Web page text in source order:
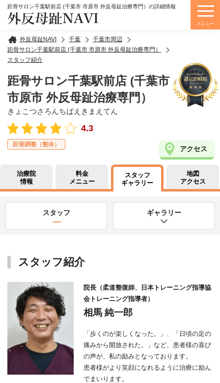
距骨サロン千葉駅前店 (千葉市 市原市 外反母趾治療専門）の詳細情報
外反母趾NAVI
外反母趾NAVI 千葉
千葉市周辺
距骨サロン千葉駅前店 (千葉市 市原市 外反母趾治療専門）
スタッフ紹介
距骨サロン千葉駅前店 (千葉市
市原市 外反母趾治療専門）
きょこつさろんちばえきまえてん
4.3
距骨調整（整体）
アクセス
治療院
情報
料金
メニュー
スタッフ
ギャラリー
地図
アクセス
スタッフ ギャラリー
スタッフ紹介
院長（柔道整復師、日本トレーニング指導協
会トレーニング指導者）
相馬 純一郎
「歩くのが楽しくなった。」、「日頃の足の
痛みから開放された。」など、患者様の喜び
の声が、私の励みとなっております。
患者様がより笑顔になれるように治療に励ん
でまいります。
メニュー